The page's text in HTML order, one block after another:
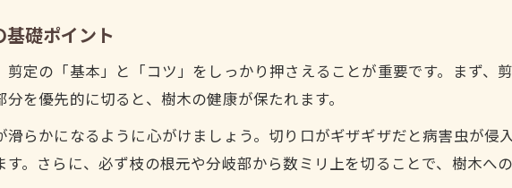
自分でできる剪定のコツとコツの活かし方
自分でできる剪定の基本コツを詳しく解説
剪定方法で庭木を美しく保つ実践ポイント
初心者におすすめの剪定やり方のコツ
礎ポイント
定の「基本」と「コツ」をしっかり押さえることが重要です。まず、
を優先的に切ると、樹木の健康が保たれます。
らかになるように心がけましょう。切り口がギザギザだと病害虫が
。さらに、必ず枝の根元や分岐部から数ミリ上を切ることで、樹木へ